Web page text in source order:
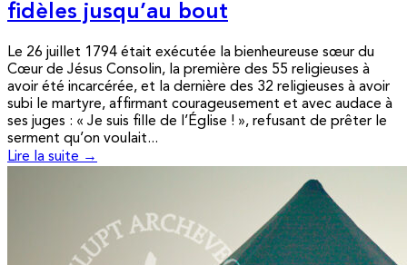
fidèles jusqu’au bout
Le 26 juillet 1794 était exécutée la bienheureuse sœur du
Cœur de Jésus Consolin, la première des 55 religieuses à
avoir été incarcérée, et la dernière des 32 religieuses à avoir
subi le martyre, affirmant courageusement et avec audace à
ses juges : « Je suis fille de l’Église ! », refusant de prêter le
serment qu’on voulait...
Lire la suite →